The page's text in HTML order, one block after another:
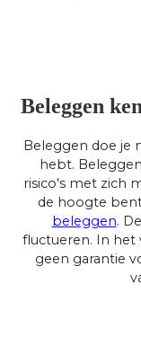
Beleggen
Beleggen doe je
hebt.
risico's met zich
de hoogte
beleggen.
fluctueren. In het
geen garantie